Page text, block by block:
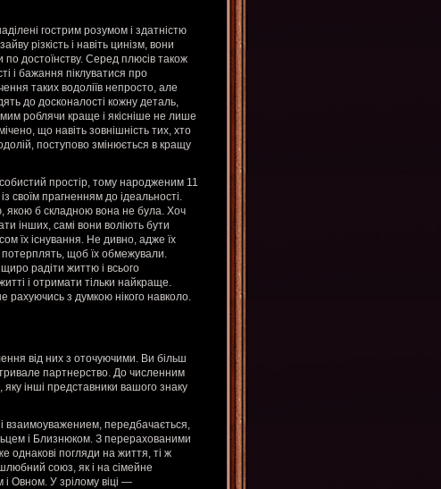
гострим розумом і здатністю
різкість і навіть цинізм, вони
по достоїнству. Серед плюсів також
і бажання піклуватися про
таких водоліїв непросто, але
до досконалості кожну деталь,
роблячи краще і якісніше не лише
що навіть зовнішність тих, хто
поступово змінюється в кращу
простір, тому народженим 11
своїм прагненням до ідеальності.
якою б складною вона не була. Хоч
інших, самі вони воліють бути
їх існування. Не дивно, адже їх
потерплять, щоб їх обмежували.
радіти життю і всього
і отримати тільки найкраще.
рахуючись з думкою нікого навколо.
від них з оточуючими. Ви більш
партнерство. До численним
інші представники вашого знаку
передбачається,
і Близнюком. З перерахованими
однакові погляди на життя, ті ж
союз, як і на сімейне
Овном. У зрілому віці —